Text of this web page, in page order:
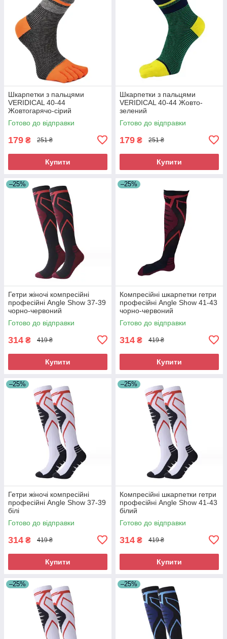
Шкарпетки з пальцями
VERIDICAL 40-44
Жовтогарячо-сірий
Готово до відправки
179 ₴ 251 ₴
Купити
Шкарпетки з пальцями
VERIDICAL 40-44 Жовто-
зелений
Готово до відправки
179 ₴ 251 ₴
Купити
–25%
Гетри жіночі компресійні
професійні Angle Show 37-39
чорно-червоний
Готово до відправки
314 ₴ 419 ₴
Купити
–25%
Компресійні шкарпетки гетри
професійні Angle Show 41-43
чорно-червоний
Готово до відправки
314 ₴ 419 ₴
Купити
–25%
Гетри жіночі компресійні
професійні Angle Show 37-39
білі
Готово до відправки
314 ₴ 419 ₴
Купити
–25%
Компресійні шкарпетки гетри
професійні Angle Show 41-43
білий
Готово до відправки
314 ₴ 419 ₴
Купити
–25% –25%